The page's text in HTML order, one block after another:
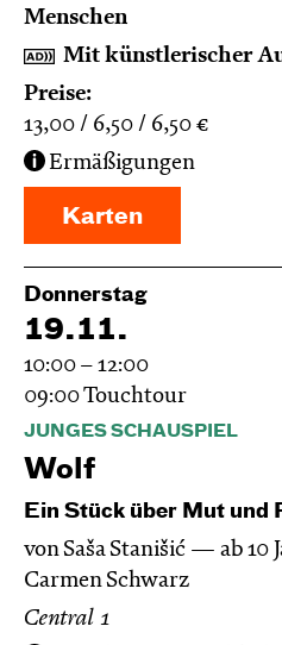
Menschen
Mit künstlerischer
Preise:
13,00
6,50 6,50 €
Ermäßigungen
Karten
Donnerstag
19.11.
10:00 – 12:00
09:00Touchtour
JUNGES SCHAUSPIEL
Wolf
Ein Stück über Mut und
von Saša Stanišić ab 10
Carmen Schwarz
Central 1